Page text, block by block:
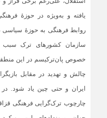
یافته و به‌ویژه در حوزۀ
روابط فرهنگی به حوزۀ
سازمان کشورهای ترک
خصوص پان‌ترکیسم در این
چالش و تهدید در مقابل
ایران و حتی چین یاد شود.
چارچوب ترک‌گرایی فرهنگی